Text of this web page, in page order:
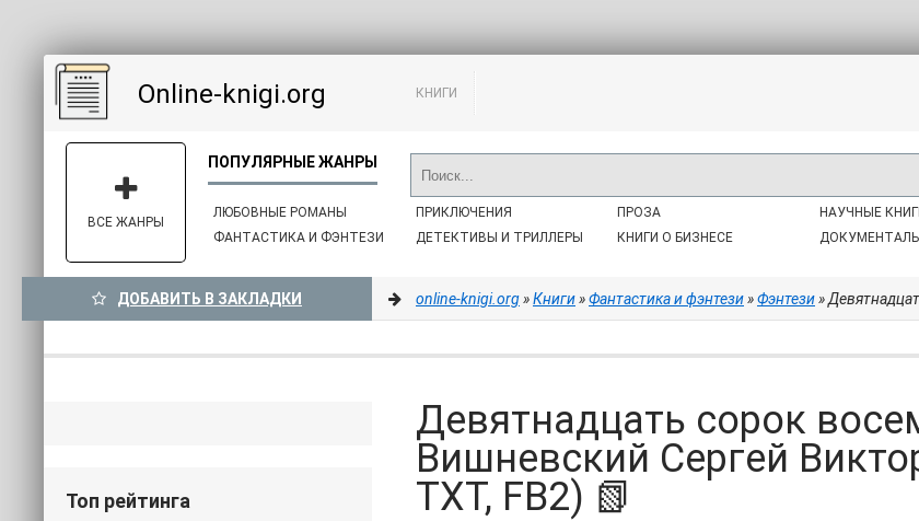
Online-knigi.org КНИГИ
ЛЮБОВНЫЕ РОМАНЫ
ФАНТАСТИКА И ФЭНТЕЗИ
ПРИКЛЮЧЕНИЯ
ДЕТЕКТИВЫ И ТРИЛЛЕРЫ
ПРОЗА
КНИГИ О БИЗНЕСЕ
НАУЧНЫЕ
ВСЕ ЖАНРЫ
ДОБАВИТЬ В ЗАКЛАДКИ online-knigi.org»Книги»Фантастика и фэнтези»Фэнтези» Девятнадцать
Девятнадцать сорок
Вишневский Сергей
TXT, FB2) 📗
Топ рейтинга